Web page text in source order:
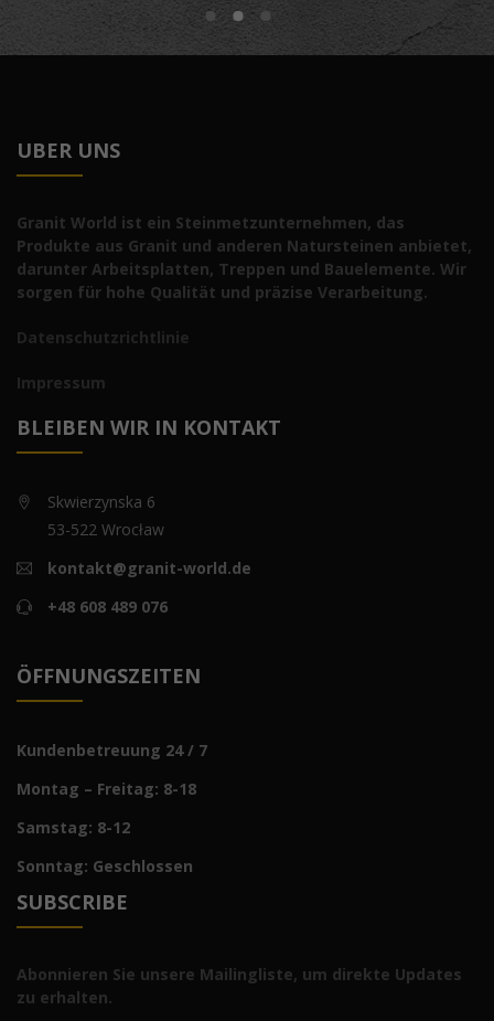
UBER UNS
Granit World ist ein Steinmetzunternehmen, das
Produkte aus Granit und anderen Natursteinen anbietet,
darunter Arbeitsplatten, Treppen und Bauelemente. Wir
sorgen für hohe Qualität und präzise Verarbeitung.
Datenschutzrichtlinie
Impressum
BLEIBEN WIR IN KONTAKT
Skwierzynska 6
53-522 Wrocław
kontakt@granit-world.de
+48 608 489 076
ÖFFNUNGSZEITEN
Kundenbetreuung 24 / 7
Montag – Freitag: 8-18
Samstag: 8-12
Sonntag: Geschlossen
SUBSCRIBE
Abonnieren Sie unsere Mailingliste, um direkte Updates
zu erhalten.